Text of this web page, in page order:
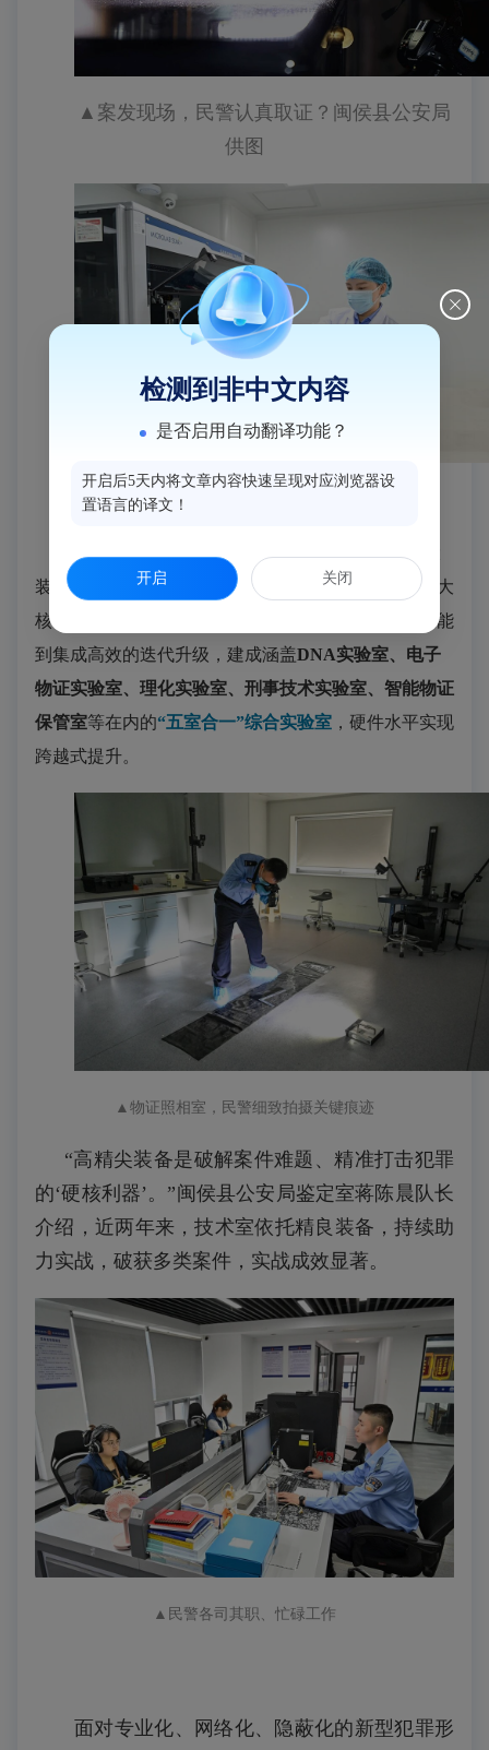
▲ 案发现场，民警认真取证 ？闽侯县公安局
供图
▲技术人员开展生物物证检验
近年来，闽侯县公安局紧盯实战需求，持续加大
装备引进投入力度，重点聚焦现场勘查、检验鉴定两大
核心领域，完成了从基础配备到高端精准、从单一功能
到集成高效的迭代升级，建成涵盖DNA实验室、电子
物证实验室、理化实验室、刑事技术实验室、智能物证
保管室等在内的“五室合一”综合实验室 ，硬件水平实现
跨越式提升。
▲ 物证照相室，民警细致拍摄关键痕迹
“高精尖装备是破解案件难题、精准打击犯罪
的‘硬核利器’。”闽侯县公安局鉴定室蒋陈晨队长
介绍，近两年来，技术室依托精良装备，持续助
力实战，破获多类案件，实战成效显著。
▲ 民警各司其职、忙碌工作
面对专业化、网络化、隐蔽化的新型犯罪形
检测到非中文内容
是否启用自动翻译功能？
开启后5天内将文章内容快速呈现对应浏览器设
置语言的译文！
开启 关闭